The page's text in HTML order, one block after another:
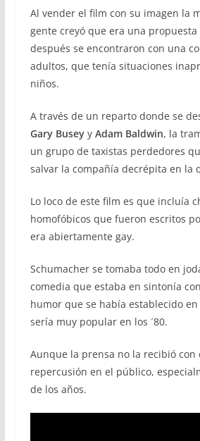
Al vender el film con su imagen la
gente creyó que era una
después se encontraron con una
adultos, que tenía situaciones
niños.
A través de un reparto donde se
Gary Buseyy Adam Baldwin, la
un grupo de taxistas perdedores
salvar la compañía decrépita en la
Lo loco de este film es que incluía
homofóbicos que fueron escritos
era abiertamente gay.
Schumacher se tomaba todo en
comedia que estaba en sintonía
humor que se había establecido en
sería muy popular en los ´80.
Aunque la prensa no la recibió con
repercusión en el público,
de los años.